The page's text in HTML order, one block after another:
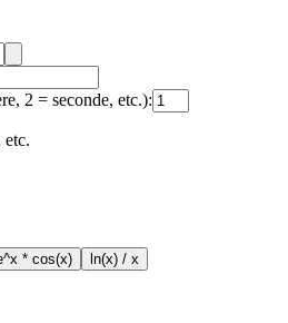
2 = seconde, etc.):
* cos(x) ln(x) / x